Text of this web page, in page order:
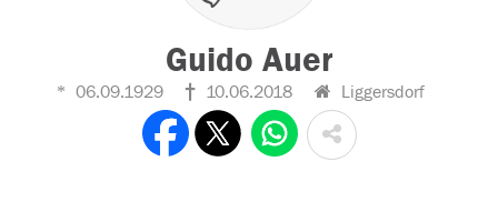
Guido Auer
06.09.1929 10.06.2018 Liggersdorf